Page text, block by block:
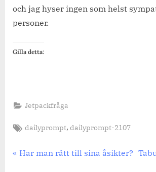
och jag hyser ingen som helst
personer.
Gilla detta:
Jetpackfråga
Tags:
dailyprompt,dailyprompt-2107
Inläggsnavigering
Previous
Har man rätt till sina åsikter? Next